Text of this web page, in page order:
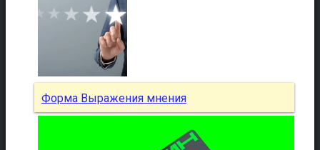
Форма Выражения мнения